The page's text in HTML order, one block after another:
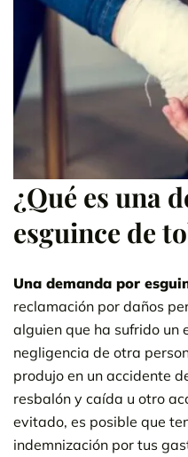
¿Qué es una
esguince de
Una demanda por
reclamación por daños
alguien que ha sufrido un
negligencia de otra
produjo en un accidente
resbalón y caída u otro
evitado, es posible que
indemnización por tus